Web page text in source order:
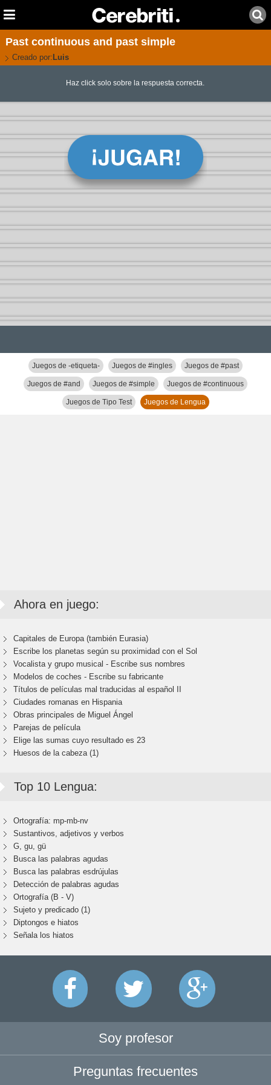
Past continuous and past simple
Creado por: Luis
Haz click solo sobre la respuesta correcta.
Juegos de -etiqueta- Juegos de #ingles Juegos de #past
Juegos de #and Juegos de #simple Juegos de #continuous
Juegos de Tipo Test Juegos de Lengua
Ahora en juego:
Capitales de Europa (también Eurasia)
Escribe los planetas según su proximidad con el Sol
Vocalista y grupo musical - Escribe sus nombres
Modelos de coches - Escribe su fabricante
Títulos de películas mal traducidas al español II
Ciudades romanas en Hispania
Obras principales de Miguel Ángel
Parejas de película
Elige las sumas cuyo resultado es 23
Huesos de la cabeza (1)
Top 10 Lengua:
Ortografía: mp-mb-nv
Sustantivos, adjetivos y verbos
G, gu, gü
Busca las palabras agudas
Busca las palabras esdrújulas
Detección de palabras agudas
Ortografía (B - V)
Sujeto y predicado (1)
Diptongos e hiatos
Señala los hiatos
Soy profesor
Preguntas frecuentes